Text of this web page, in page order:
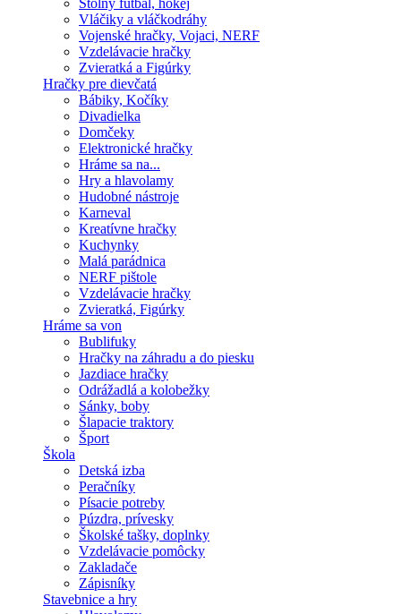
Stolný futbal, hokej
Vláčiky a vláčkodráhy
Vojenské hračky, Vojaci, NERF
Vzdelávacie hračky
Zvieratká a Figúrky
Hračky pre dievčatá
Bábiky, Kočíky
Divadielka
Domčeky
Elektronické hračky
Hráme sa na...
Hry a hlavolamy
Hudobné nástroje
Karneval
Kreatívne hračky
Kuchynky
Malá parádnica
NERF pištole
Vzdelávacie hračky
Zvieratká, Figúrky
Hráme sa von
Bublifuky
Hračky na záhradu a do piesku
Jazdiace hračky
Odrážadlá a kolobežky
Sánky, boby
Šlapacie traktory
Šport
Škola
Detská izba
Peračníky
Písacie potreby
Púzdra, prívesky
Školské tašky, doplnky
Vzdelávacie pomôcky
Zakladače
Zápisníky
Stavebnice a hry